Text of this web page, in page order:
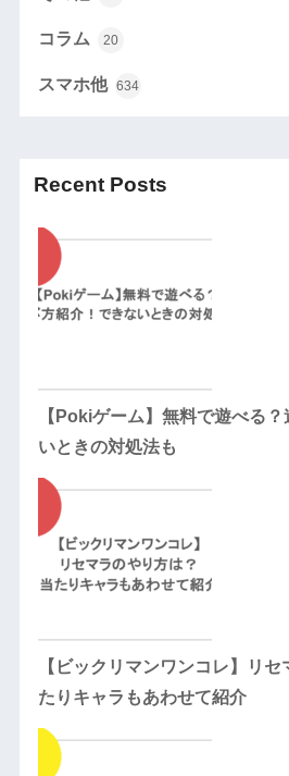
コラム 20
スマホ他 634
Recent Posts
【Pokiゲーム】無料で遊べる
いときの対処法も
【ビックリマンワンコレ】リ
たりキャラもあわせて紹介